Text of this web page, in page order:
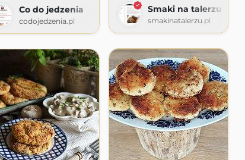
Co do jedzenia
codojedzenia.pl
Smaki na talerzu
smakinatalerzu.pl